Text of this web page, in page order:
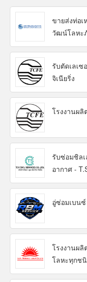
ขายส่งท่อเ
วัฒน์โลห
รับตัดเลเ
จิเนียริ่ง
โรงงานผลิ
รับซ่อมชิลเ
อากาศ -
อู่ซ่อมเบน
โรงงานผลิ
โลหะทุกช